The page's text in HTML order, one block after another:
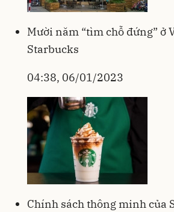
Mười năm “tìm chỗ đứng” ở
Starbucks
04:38, 06/01/2023
Chính sách thông minh của